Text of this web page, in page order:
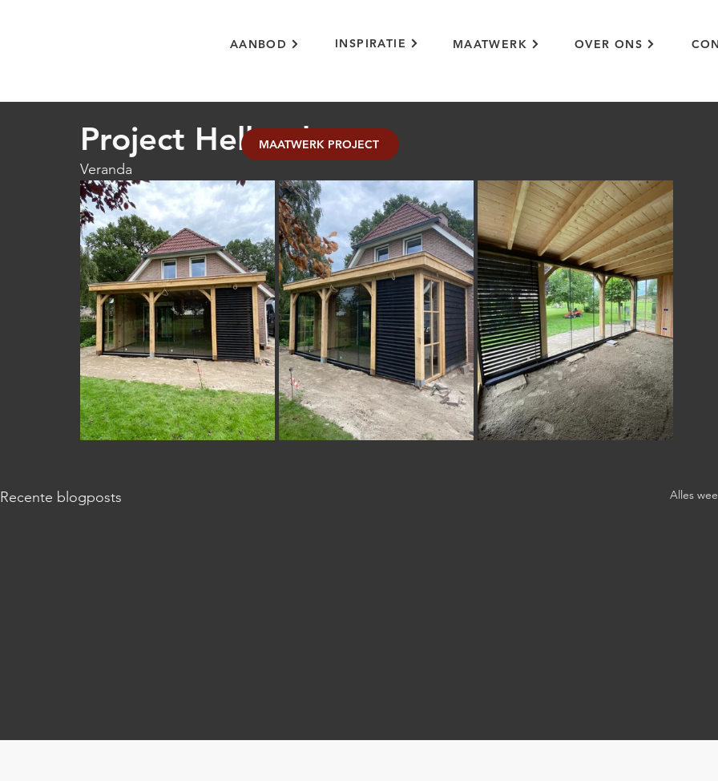
AANBOD INSPIRATIE MAATWERK OVER ONS
Project Hellendoorn
Veranda
Recente blogposts Alles
MAATWERK PROJECT